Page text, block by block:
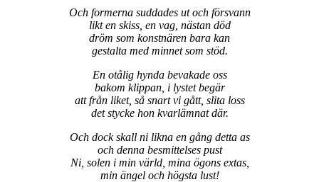
Och formerna suddades ut och försvann
likt en skiss, en vag, nästan död
dröm som konstnären bara kan
gestalta med minnet som stöd.
En otålig hynda bevakade oss
bakom klippan, i lystet begär
att från liket, så snart vi gått, slita loss
det stycke hon kvarlämnat där.
Och dock skall ni likna en gång detta as
och denna besmittelses pust
Ni, solen i min värld, mina ögons extas,
min ängel och högsta lust!